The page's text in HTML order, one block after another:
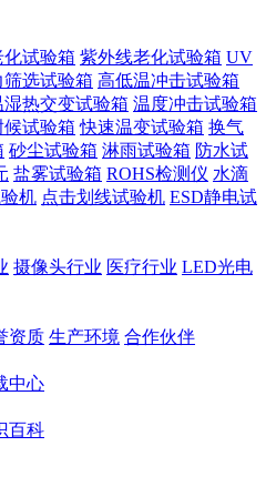
试验箱 紫外线老化试验箱 UV
筛选试验箱 高低温冲击试验箱
湿热交变试验箱 温度冲击试验箱
试验箱 快速温变试验箱 换气
砂尘试验箱 淋雨试验箱 防水试
盐雾试验箱 ROHS检测仪 水滴
机 点击划线试验机 ESD静电试
摄像头行业 医疗行业 LED光电
资质 生产环境 合作伙伴
中心
百科